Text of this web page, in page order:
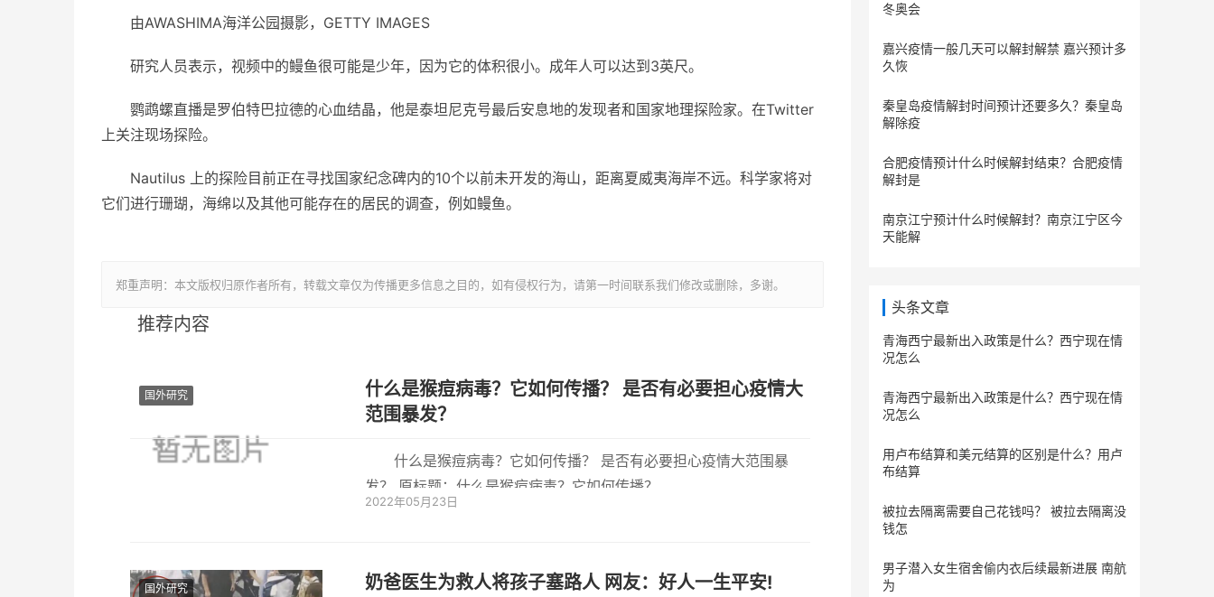
由AWASHIMA海洋公园摄影，GETTY IMAGES
研究人员表示，视频中的鳗鱼很可能是少年，因为它的体积很小。成年人可以达到3英尺。
鹦鹉螺直播是罗伯特巴拉德的心血结晶，他是泰坦尼克号最后安息地的发现者和国家地理探险家。在Twitter
上关注现场探险。
Nautilus 上的探险目前正在寻找国家纪念碑内的10个以前未开发的海山，距离夏威夷海岸不远。科学家将对
它们进行珊瑚，海绵以及其他可能存在的居民的调查，例如鳗鱼。
郑重声明：本文版权归原作者所有，转载文章仅为传播更多信息之目的，如有侵权行为，请第一时间联系我们修改或删除，多谢。
推荐内容
国外研究
什么是猴痘病毒？它如何传播？ 是否有必要担心疫情大
范围暴发？
什么是猴痘病毒？它如何传播？ 是否有必要担心疫情大范围暴
发？ 原标题：什么是猴痘病毒？它如何传播？
2022年05月23日
国外研究 奶爸医生为救人将孩子塞路人 网友：好人一生平安!
冬奥会
嘉兴疫情一般几天可以解封解禁 嘉兴预计多
久恢
秦皇岛疫情解封时间预计还要多久？秦皇岛
解除疫
合肥疫情预计什么时候解封结束？合肥疫情
解封是
南京江宁预计什么时候解封？南京江宁区今
天能解
头条文章
青海西宁最新出入政策是什么？西宁现在情
况怎么
青海西宁最新出入政策是什么？西宁现在情
况怎么
用卢布结算和美元结算的区别是什么？用卢
布结算
被拉去隔离需要自己花钱吗？ 被拉去隔离没
钱怎
男子潜入女生宿舍偷内衣后续最新进展 南航
为